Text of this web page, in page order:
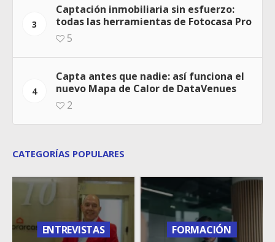
3
Captación inmobiliaria sin esfuerzo:
todas las herramientas de Fotocasa Pro
5
4
Capta antes que nadie: así funciona el
nuevo Mapa de Calor de DataVenues
2
CATEGORÍAS POPULARES
ENTREVISTAS FORMACIÓN